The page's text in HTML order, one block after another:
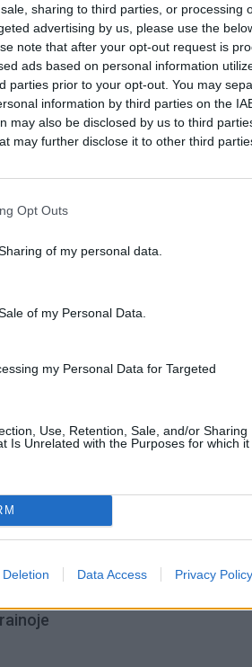
sharing to third parties, or processing
advertising by us, please use the
note that after your opt-out request is
ads based on personal information
parties prior to your opt-out. You may
information by third parties on the
may also be disclosed by us to third
may further disclose it to other third
Opt Outs
of my personal data.
of my Personal Data.
my Personal Data for Targeted
Use, Retention, Sale, and/or Sharing
Is Unrelated with the Purposes for which it
Deletion Data Access Privacy Policy
yra nuostabi Strausso
Tai žmonėms patrauklu“, –
teatro skelbiamą informaciją
lankytojų į teatrą ateina ir dėl
atrodantį jo